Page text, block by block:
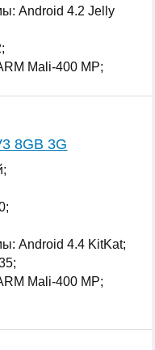
Android 4.2 Jelly
Mali-400 MP;
8GB 3G
Android 4.4 KitKat;
Mali-400 MP;